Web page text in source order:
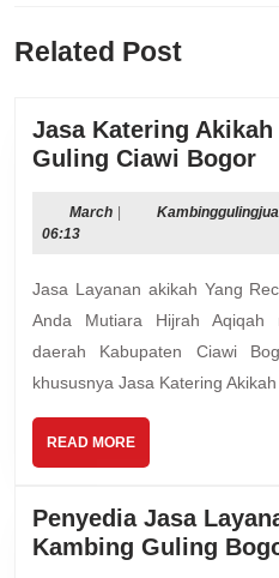
post:
Related Post
Jasa Katering
Guling Ciawi Bogor
MarchMarch
06:13
Jasa Layanan akikah Yang Recommended untuk Putra Putri
Anda Mutiara Hijrah Aqiqah
daerah Kabupaten Ciawi
khususnya Jasa Katering
READ MOREREAD
MORE
Penyedia Jasa
Kambing Guling